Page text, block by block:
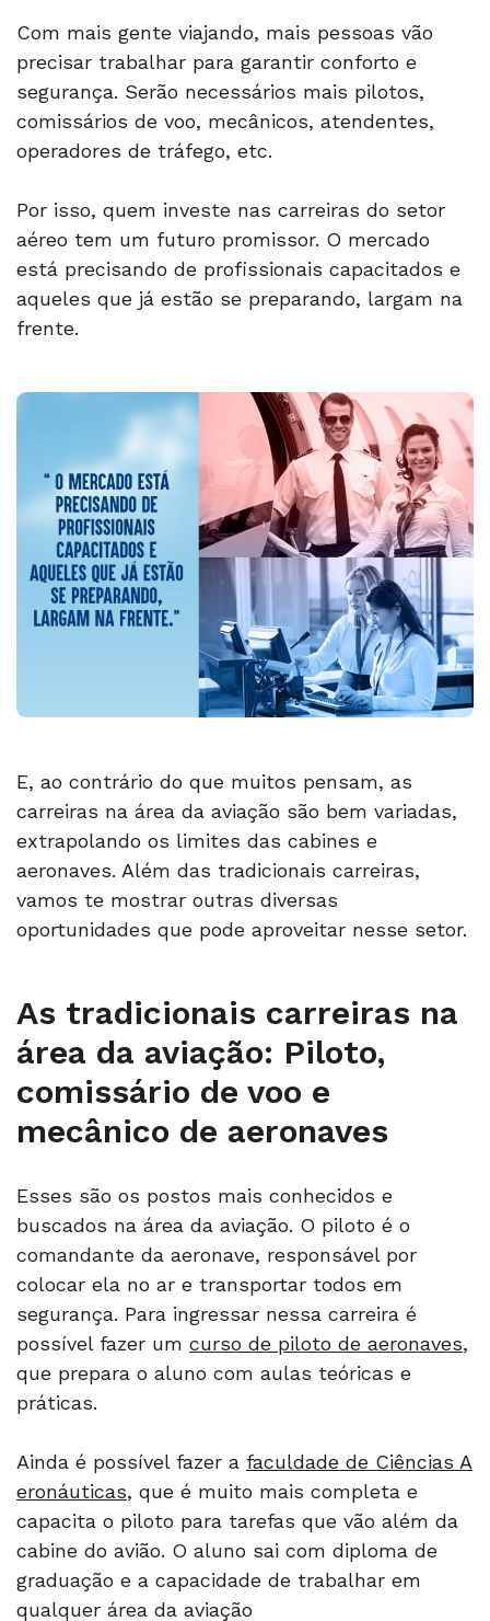
Com mais gente viajando, mais pessoas vão
precisar trabalhar para garantir conforto e
segurança. Serão necessários mais pilotos,
comissários de voo, mecânicos, atendentes,
operadores de tráfego, etc.
Por isso, quem investe nas carreiras do setor
aéreo tem um futuro promissor. O mercado
está precisando de profissionais capacitados e
aqueles que já estão se preparando, largam na
frente.
E, ao contrário do que muitos pensam, as
carreiras na área da aviação são bem variadas,
extrapolando os limites das cabines e
aeronaves. Além das tradicionais carreiras,
vamos te mostrar outras diversas
oportunidades que pode aproveitar nesse setor.
As tradicionais carreiras na
área da aviação: Piloto,
comissário de voo e
mecânico de aeronaves
Esses são os postos mais conhecidos e
buscados na área da aviação. O piloto é o
comandante da aeronave, responsável por
colocar ela no ar e transportar todos em
segurança. Para ingressar nessa carreira é
possível fazer um curso de piloto de aeronaves,
que prepara o aluno com aulas teóricas e
práticas.
Ainda é possível fazer a faculdade de Ciências A
eronáuticas, que é muito mais completa e
capacita o piloto para tarefas que vão além da
cabine do avião. O aluno sai com diploma de
graduação e a capacidade de trabalhar em
qualquer área da aviação